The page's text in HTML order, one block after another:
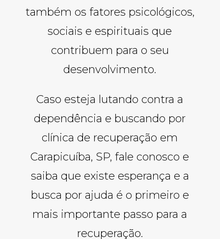
também os fatores psicológicos,
sociais e espirituais que
contribuem para o seu
desenvolvimento.
Caso esteja lutando contra a
dependência e buscando por
clínica de recuperação em
Carapicuíba, SP, fale conosco e
saiba que existe esperança e a
busca por ajuda é o primeiro e
mais importante passo para a
recuperação.